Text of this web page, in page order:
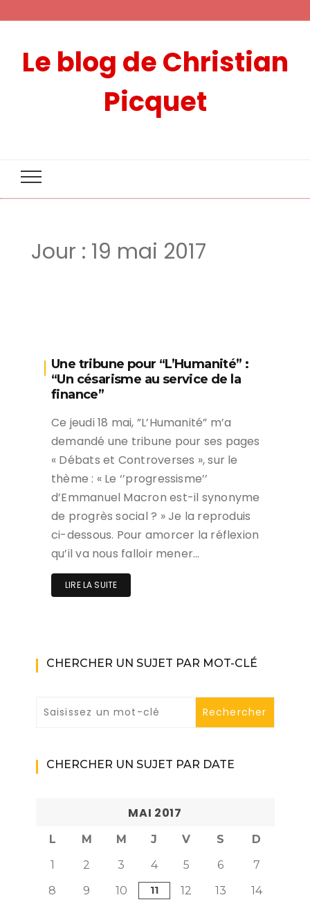
Le blog de Christian
Picquet
Jour : 19 mai 2017
Une tribune pour “L’Humanité” :
“Un césarisme au service de la
finance”
Ce jeudi 18 mai, ”L’Humanité” m’a
demandé une tribune pour ses pages
« Débats et Controverses », sur le
thème : « Le ‘’progressisme’’
d’Emmanuel Macron est-il synonyme
de progrès social ? » Je la reproduis
ci-dessous. Pour amorcer la réflexion
qu’il va nous falloir mener…
LIRE LA SUITE
CHERCHER UN SUJET PAR MOT-CLÉ
CHERCHER UN SUJET PAR DATE
MAI 2017
L M M J V S
D
1
2 3 4 5 6
7
8
9 10 11 12 13
14